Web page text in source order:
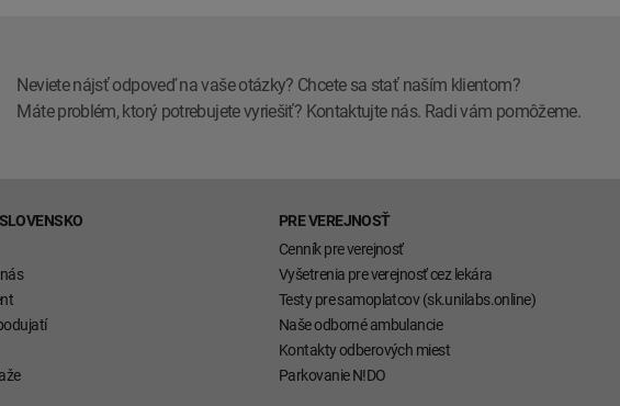
Neviete nájsť odpoveď na vaše otázky? Chcete sa stať naším klientom?
Máte problém, ktorý potrebujete vyriešiť? Kontaktujte nás. Radi vám pomôžeme.
PRE VEREJNOSŤ
Cenník pre verejnosť
Vyšetrenia pre verejnosť cez lekára
Testy pre samoplatcov (sk.unilabs.online)
Naše odborné ambulancie
Kontakty odberových miest
Parkovanie N!DO